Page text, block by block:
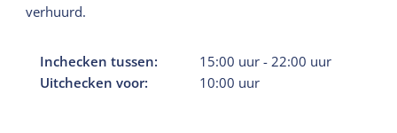
verhuurd.
Inchecken tussen: 15:00 uur - 22:00 uur
Uitchecken voor:
10:00 uur